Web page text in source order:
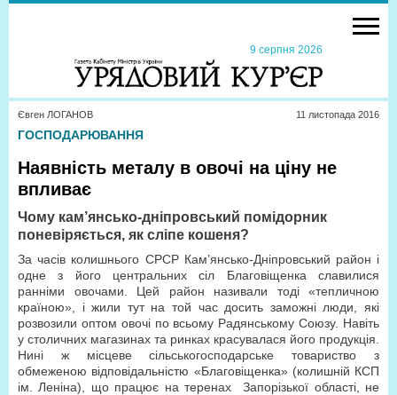
9 серпня 2026
Євген ЛОГАНОВ 11 листопада 2016
ГОСПОДАРЮВАННЯ
Наявність металу в овочі на ціну не
впливає
Чому кам’янсько-дніпровський помідорник
поневіряється, як сліпе кошеня?
За часів колишнього СРСР Кам’янсько-Дніпровський район і
одне з його центральних сіл Благовіщенка славилися
ранніми овочами. Цей район називали тоді «тепличною
країною», і жили тут на той час досить заможні люди, які
розвозили оптом овочі по всьому Радянському Союзу. Навіть
у столичних магазинах та ринках красувалася його продукція.
Нині ж місцеве сільськогосподарське товариство з
обмеженою відповідальністю «Благовіщенка» (колишній КСП
ім. Леніна), що працює на теренах Запорізької області, не